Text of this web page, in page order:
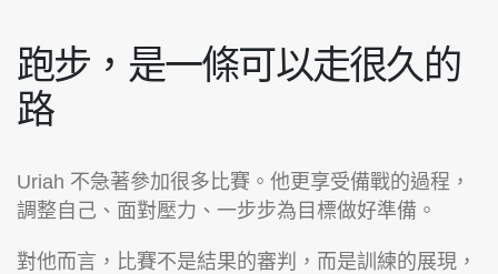
跑步，是一條可以走很久的
路
Uriah 不急著參加很多比賽。他更享受備戰的過程，
調整自己、面對壓力、一步步為目標做好準備。
對他而言，比賽不是結果的審判，而是訓練的展現，